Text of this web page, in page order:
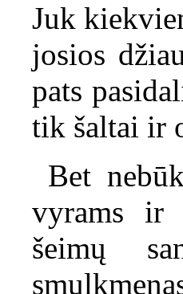
Juk
josios
pats
tik šaltai ir
Bet
vyrams ir
šeimų